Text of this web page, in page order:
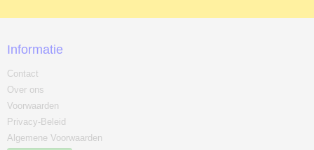
Informatie
Contact
Over ons
Voorwaarden
Privacy-Beleid
Algemene Voorwaarden